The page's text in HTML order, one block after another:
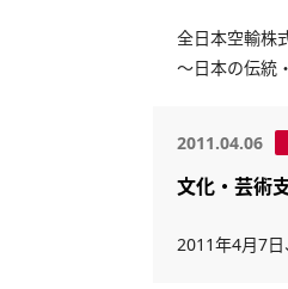
全日本空輸株
～日本の伝統
2011.04.06
文化・芸術
2011年4月7